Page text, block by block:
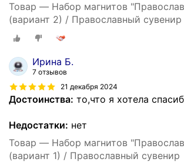
Товар — Набор магнитов
(вариант 2) / Православный сувенир
Ирина Б.
7 отзывов
21 декабря 2024
Достоинства: то,что я хотела
Недостатки: нет
Товар — Набор магнитов
(вариант 1) / Православный сувенир